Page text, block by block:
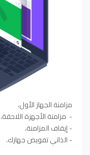
مزامنة الجهاز الأول،
- مزامنة الأجهزة اللاحقة،
- إيقاف المزامنة،
- الذاتي تفويض جهازك.